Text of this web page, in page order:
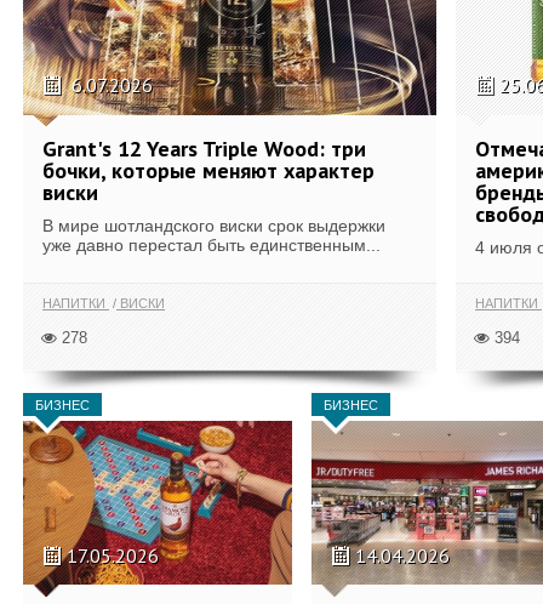
6.07.2026
Grant's 12 Years Triple Wood: три
бочки, которые меняют характер
виски
В мире шотландского виски срок выдержки
уже давно перестал быть единственным...
НАПИТКИ ВИСКИ
278
4 июля
НАПИТКИ
394
БИЗНЕС
17.05.2026
БИЗНЕС
14.04.2026